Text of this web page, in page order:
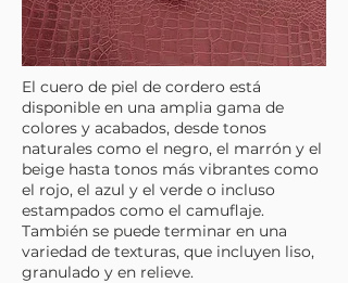
El cuero de piel de cordero está
disponible en una amplia gama de
colores y acabados, desde tonos
naturales como el negro, el marrón y el
beige hasta tonos más vibrantes como
el rojo, el azul y el verde o incluso
estampados como el camuflaje.
También se puede terminar en una
variedad de texturas, que incluyen liso,
granulado y en relieve.